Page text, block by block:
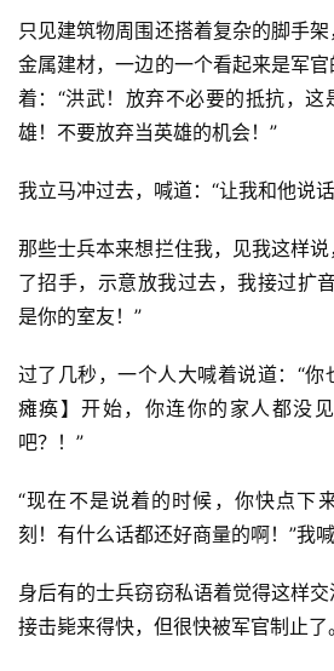
只见建筑物周围还搭着复杂的脚手
金属建材，一边的一个看起来是军
着：“洪武！放弃不必要的抵抗，
雄！不要放弃当英雄的机会！”
我立马冲过去，喊道：“让我和他说
那些士兵本来想拦住我，见我这样
了招手，示意放我过去，我接过扩
是你的室友！”
过了几秒，一个人大喊着说道：“你
瘫痪】开始，你连你的家人都没
吧？！”
“现在不是说着的时候，你快点下
刻！有什么话都还好商量的啊！”我喊
身后有的士兵窃窃私语着觉得这样
接击毙来得快，但很快被军官制止了。